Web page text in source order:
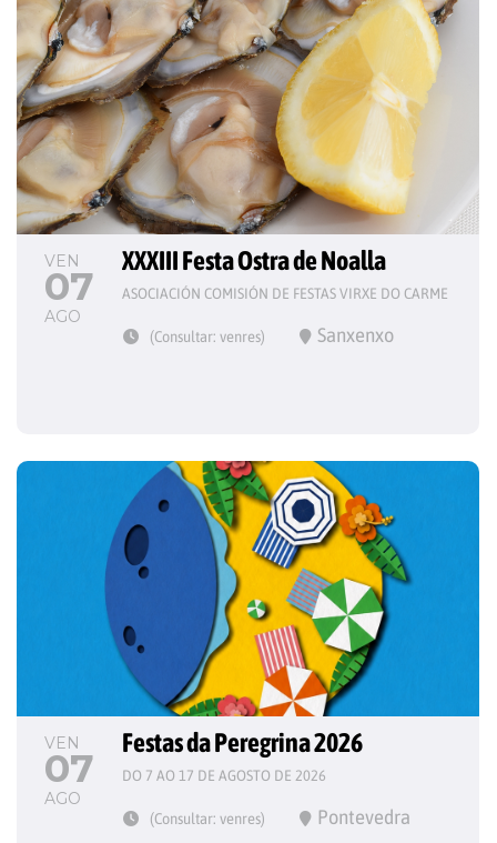
VEN
07
AGO
XXXIII Festa Ostra de Noalla
ASOCIACIÓN COMISIÓN DE FESTAS VIRXE DO CARME
(Consultar: venres) Sanxenxo
VEN
07
AGO
Festas da Peregrina 2026
DO 7 AO 17 DE AGOSTO DE 2026
(Consultar: venres) Pontevedra